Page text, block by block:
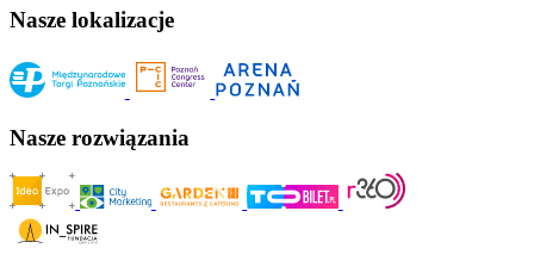
Nasze lokalizacje
Nasze rozwiązania